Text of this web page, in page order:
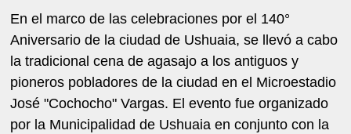
En el marco de las celebraciones por el 140°
Aniversario de la ciudad de Ushuaia, se llevó a cabo
la tradicional cena de agasajo a los antiguos y
pioneros pobladores de la ciudad en el Microestadio
José "Cochocho" Vargas. El evento fue organizado
por la Municipalidad de Ushuaia en conjunto con la